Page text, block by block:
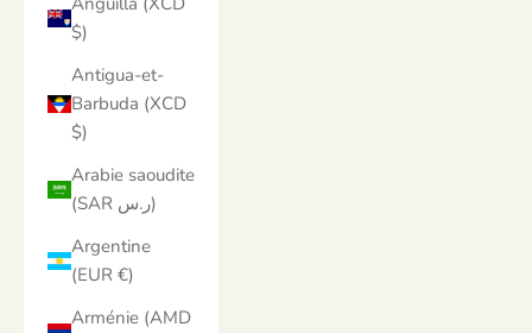
$)
Antigua-et-
Barbuda (XCD
$)
Arabie saoudite
(SAR ر.س)
Argentine
(EUR €)
Arménie (AMD